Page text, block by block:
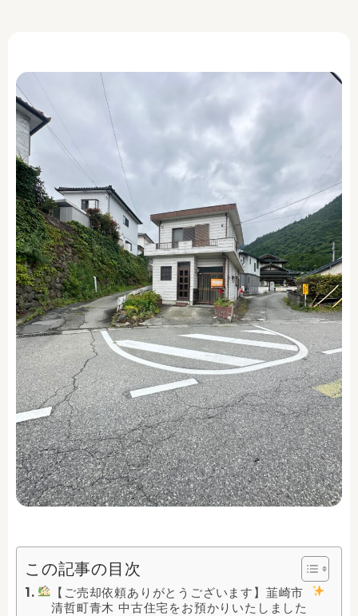
この記事の目次
【ご売却依頼ありがとうございます】韮崎市
清哲町青木 中古住宅をお預かりいたしました